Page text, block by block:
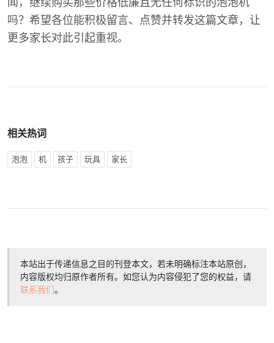
闻，继续购买那些价格低廉且无任何标识的泡泡机
吗？希望各位能积极留言、点赞并转发这篇文章，让
更多家长对此引起重视。
相关热词
泡泡 机 孩子 玩具 家长
本站出于传递信息之目的刊登本文，若未明确标注本站原创，
内容版权均归原作者所有。如您认为内容侵犯了您的权益，请
联系我们。